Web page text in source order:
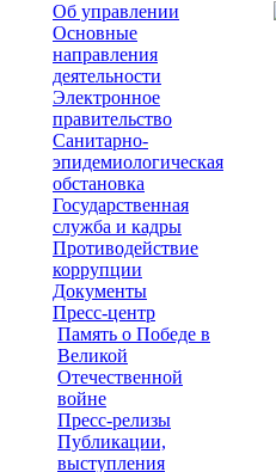
Об управлении
Основные
направления
деятельности
Электронное
правительство
Санитарно-
эпидемиологическая
обстановка
Государственная
служба и кадры
Противодействие
коррупции
Документы
Пресс-центр
Память о Победе в
Великой
Отечественной
войне
Пресс-релизы
Публикации,
выступления